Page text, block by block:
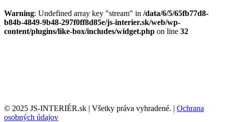
Warning: Undefined array key "stream" in /data/6/5/65fb77d8-
b84b-4849-9b48-297f0ff8d85e/js-interier.sk/web/wp-
content/plugins/like-box/includes/widget.php on line 32
© 2025 JS-INTERIÉR.sk | Všetky práva vyhradené. | Ochrana
osobných údajov